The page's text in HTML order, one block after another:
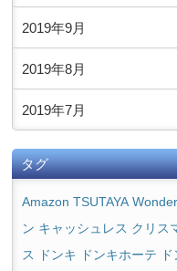
2019年9月
2019年8月
2019年7月
タグ
Amazon TSUTAYA
ン キャッシュレス クリス
ス
ドンキ ドンキホーテ